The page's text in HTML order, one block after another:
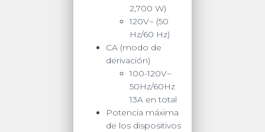
2,700 W)
120V~ (50
Hz/60 Hz)
CA (modo de
derivación)
100-120V~
50Hz/60Hz
13A en total
Potencia máxima
de los dispositivos